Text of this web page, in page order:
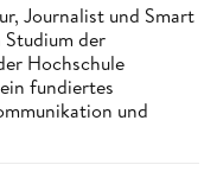
Journalist und Smart
der
Hochschule
fundiertes
und